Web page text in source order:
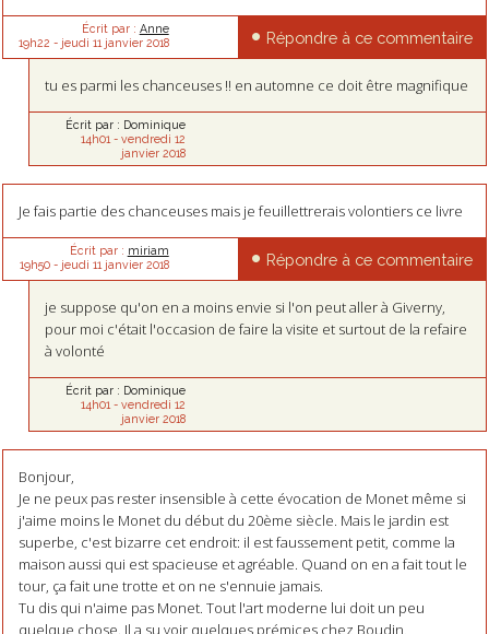
Écrit par : Anne
19h22 - jeudi 11 janvier 2018 Répondre à ce commentaire
tu es parmi les chanceuses !! en automne ce doit être magnifique
Écrit par : Dominique
14h01 - vendredi 12
janvier 2018
Je fais partie des chanceuses mais je feuillettrerais volontiers ce livre
Écrit par : miriam
19h50- jeudi 11 janvier 2018 Répondre à ce commentaire
je suppose qu'on en a moins envie si l'on peut aller à Giverny,
pour moi c'était l'occasion de faire la visite et surtout de la refaire
à volonté
Écrit par : Dominique
14h01 - vendredi 12
janvier 2018
Bonjour,
Je ne peux pas rester insensible à cette évocation de Monet même si
j'aime moins le Monet du début du 20ème siècle. Mais le jardin est
superbe, c'est bizarre cet endroit: il est faussement petit, comme la
maison aussi qui est spacieuse et agréable. Quand on en a fait tout le
tour, ça fait une trotte et on ne s'ennuie jamais.
Tu dis qui n'aime pas Monet. Tout l'art moderne lui doit un peu
quelque chose. Il a su voir quelques prémices chez Boudin,